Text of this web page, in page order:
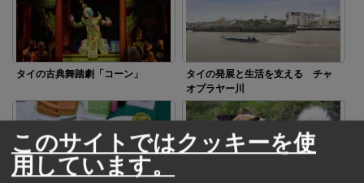
タイの古典舞踏劇「コーン」
タイの発展と生活を支える チャ
オプラヤー川
このサイトではクッキーを使
用しています。